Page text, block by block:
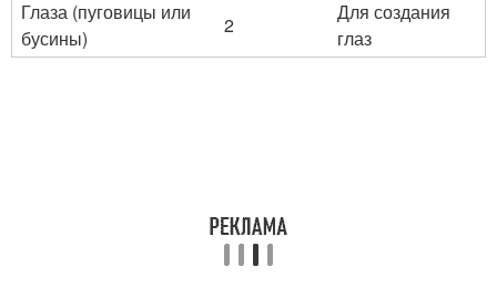
Глаза (пуговицы или
бусины)
2
Для создания
глаз